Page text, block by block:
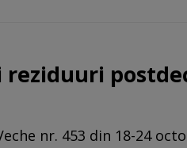
reziduuri
nr. 453 din 18-24